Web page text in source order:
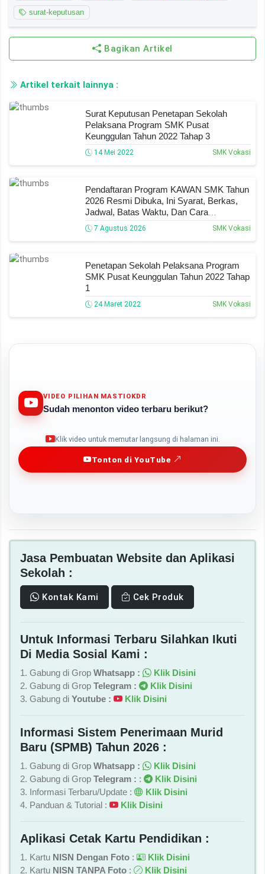
surat-keputusan
Bagikan Artikel
Artikel terkait lainnya :
Surat Keputusan Penetapan Sekolah
Pelaksana Program SMK Pusat
Keunggulan Tahun 2022 Tahap 3
14 Mei 2022 SMK Vokasi
Pendaftaran Program KAWAN SMK Tahun
2026 Resmi Dibuka, Ini Syarat, Berkas,
Jadwal, Batas Waktu, Dan Cara
Pendaftarannya!
7 Agustus 2026 SMK Vokasi
Penetapan Sekolah Pelaksana Program
SMK Pusat Keunggulan Tahun 2022 Tahap
1
24 Maret 2022 SMK Vokasi
VIDEO PILIHAN MASTIOKDR
Sudah menonton video terbaru berikut?
Klik video untuk memutar langsung di halaman ini.
Tonton di YouTube
Jasa Pembuatan Website dan Aplikasi
Sekolah :
Kontak Kami Cek Produk
Untuk Informasi Terbaru Silahkan Ikuti
Di Media Sosial Kami :
1. Gabung di Grop Whatsapp :
Klik Disini
2. Gabung di Grop Telegram :
Klik Disini
3. Gabung di Youtube : Klik Disini
Informasi Sistem Penerimaan Murid
Baru (SPMB) Tahun 2026 :
1. Gabung di Grop Whatsapp :
Klik Disini
2. Gabung di Grop Telegram : :
Klik Disini
3. Informasi Terbaru/Update :
Klik Disini
4. Panduan & Tutorial :
Klik Disini
Aplikasi Cetak Kartu Pendidikan :
1. Kartu NISN Dengan Foto :
Klik Disini
2. Kartu NISN TANPA Foto : Klik Disini